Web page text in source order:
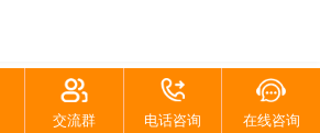
交流群 电话咨询 在线咨询